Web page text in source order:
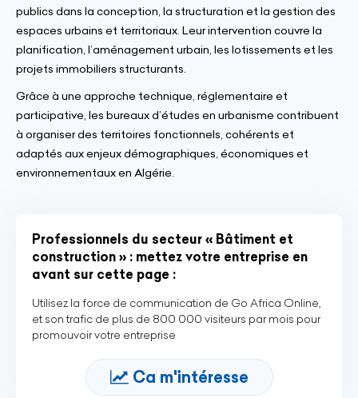
publics dans la conception, la structuration et la gestion des
espaces urbains et territoriaux. Leur intervention couvre la
planification, l’aménagement urbain, les lotissements et les
projets immobiliers structurants.
Grâce à une approche technique, réglementaire et
participative, les bureaux d’études en urbanisme contribuent
à organiser des territoires fonctionnels, cohérents et
adaptés aux enjeux démographiques, économiques et
environnementaux en Algérie.
Professionnels du secteur « Bâtiment et
construction » : mettez votre entreprise en
avant sur cette page :
Utilisez la force de communication de Go Africa Online,
et son trafic de plus de 800 000 visiteurs par mois pour
promouvoir votre entreprise
Ca m'intéresse